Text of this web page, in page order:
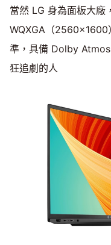
當然 LG 身為面板大廠
WQXGA（
準，具備 Dolby
狂追劇的人